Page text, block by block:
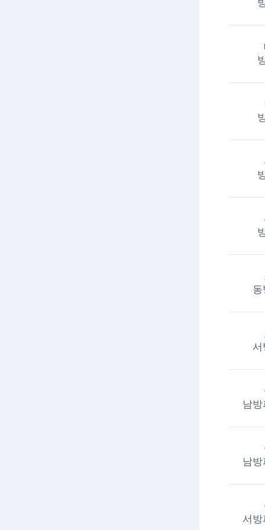
동
서
남
남
서